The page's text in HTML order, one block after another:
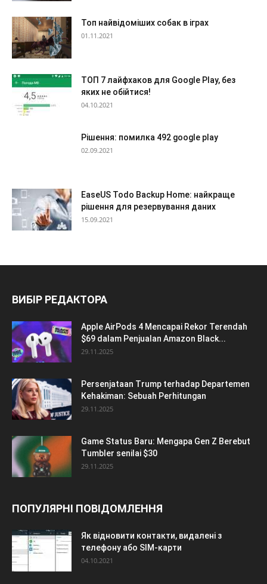
Топ найвідоміших собак в іграх
01.11.2021
ТОП 7 лайфхаков для Google Play, без
яких не обійтися!
04.10.2021
Рішення: помилка 492 google play
02.09.2021
EaseUS Todo Backup Home: найкраще
рішення для резервування даних
15.09.2021
ВИБІР РЕДАКТОРА
Apple AirPods 4 Mencapai Rekor Terendah
$69 dalam Penjualan Amazon Black...
29.11.2025
Persenjataan Trump terhadap Departemen
Kehakiman: Sebuah Perhitungan
29.11.2025
Game Status Baru: Mengapa Gen Z Berebut
Tumbler senilai $30
29.11.2025
ПОПУЛЯРНІ ПОВІДОМЛЕННЯ
Як відновити контакти, видалені з
телефону або SIM-карти
04.10.2021